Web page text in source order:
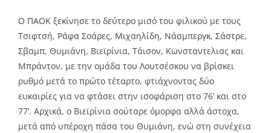
Ο ΠΑΟΚ ξεκίνησε το δεύτερο μισό του φιλικού με τους
Τσιφτσή, Ράφα Σοάρες, Μιχαηλίδη, Νάσμπεργκ, Σάστρε,
Σβαμπ, Θυμιάνη, Βιεϊρίνια, Τάισον, Κωνσταντελιας και
Μπράντον, με την ομάδα του Λουτσέσκου να βρίσκει
ρυθμό μετά το πρώτο τέταρτο, φτιάχνοντας δύο
ευκαιρίες για να φτάσει στην ισοφάριση στο 76’ και στο
77’. Αρχικά, ο Βιεϊρίνια σούταρε όμορφα αλλά άστοχα,
μετά από υπέροχη πάσα του Θυμιάνη, ενώ στη συνέχεια